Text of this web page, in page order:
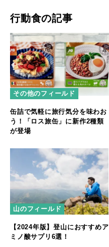
行動食の記事
その他のフィールド
缶詰で気軽に旅行気分を味わお
う！「ロス旅缶」に新作2種類
が登場
山のフィールド
【2024年版】登山におすすめア
ミノ酸サプリ6選！